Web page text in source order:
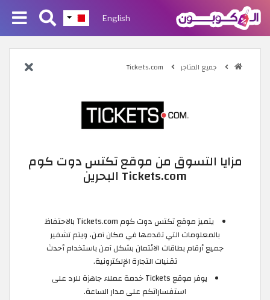
English
جميع المتاجر
مزايا التسوق من موقع تكتس دوت كوم
Tickets.com البحرين
يتميز موقع تكتس دوت كوم Tickets.com بالاحتفاظ
بالمعلومات التي تقدمها في مكان آمن، ويتم تشفير
جميع أرقام بطاقات الائتمان بشكل آمن باستخدام أحدث
تقنيات التجارة الإلكترونية.
يوفر موقع Tickets خدمة عملاء جاهزة للرد على
استفساراتكم على مدار الساعة.